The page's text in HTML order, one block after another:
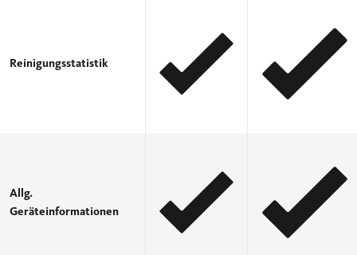
Reinigungsstatistik
Allg.
Geräteinformationen